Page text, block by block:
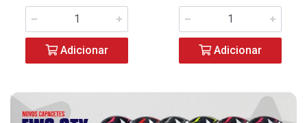
Adicionar Adicionar